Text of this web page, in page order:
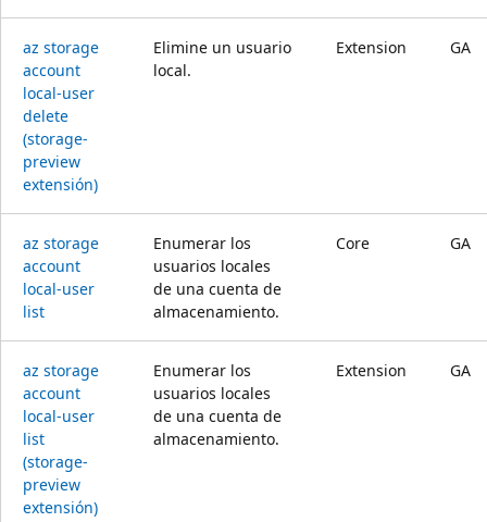
az storage
account
local-user
delete
(storage-
preview
extensión)
Elimine un usuario
local.
Extension GA
az storage
account
local-user
list
Enumerar los
usuarios locales
de una cuenta de
almacenamiento.
Core GA
az storage
account
local-user
list
(storage-
preview
extensión)
Enumerar los
usuarios locales
de una cuenta de
almacenamiento.
Extension GA